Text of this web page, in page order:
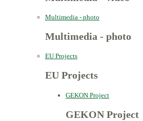
Multimedia - photo
Multimedia - photo
EU Projects
EU Projects
GEKON Project
GEKON Project